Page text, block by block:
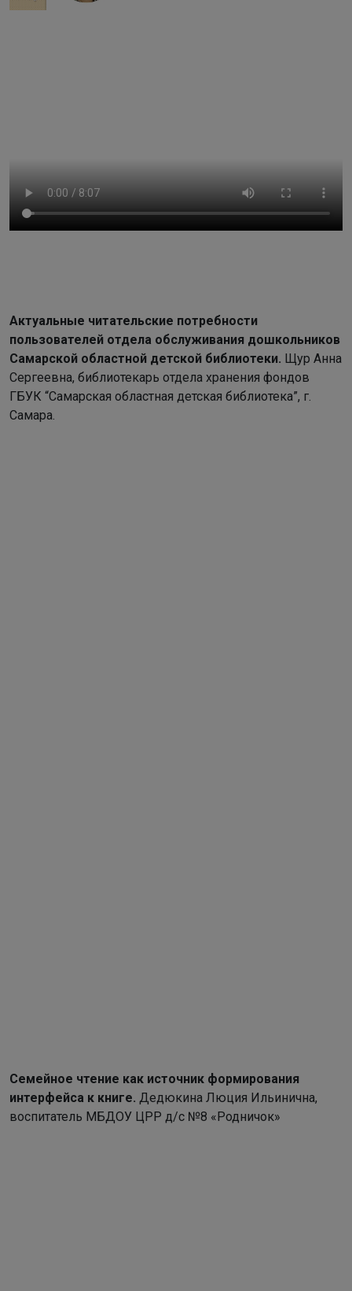
Актуальные читательские потребности
пользователей отдела обслуживания дошкольников
Самарской областной детской библиотеки. Щур Анна
Сергеевна, библиотекарь отдела хранения фондов
ГБУК “Самарская областная детская библиотека”, г.
Самара.
Семейное чтение как источник формирования
интерфейса к книге. Дедюкина Люция Ильинична,
воспитатель МБДОУ ЦРР д/с №8 «Родничок»